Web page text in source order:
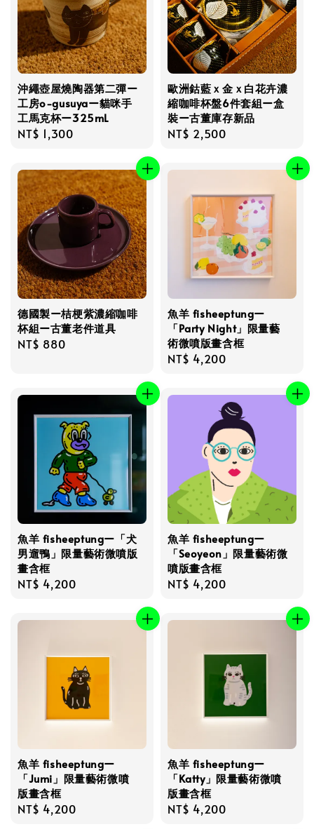
沖繩壺屋燒陶器第二彈ー
工房o-gusuyaー貓咪手
工馬克杯ー325mL
Regular
NT$ 1,300
歐洲鈷藍ｘ金ｘ白花卉濃
縮咖啡杯盤6件套組ー盒
裝ー古董庫存新品
Regular
NT$ 2,500
德國製ー桔梗紫濃縮咖啡
杯組ー古董老件道具
Regular
NT$ 880
魚羊 fisheeptungー
「Party Night」限量藝
術微噴版畫含框
Regular
NT$ 4,200
魚羊 fisheeptungー「犬
男遛鴨」限量藝術微噴版
畫含框
Regular
NT$ 4,200
魚羊 fisheeptungー
「Seoyeon」限量藝術微
噴版畫含框
Regular
NT$ 4,200
魚羊 fisheeptungー
「Jumi」限量藝術微噴
版畫含框
Regular
NT$ 4,200
魚羊 fisheeptungー
「Katty」限量藝術微噴
版畫含框
Regular
NT$ 4,200